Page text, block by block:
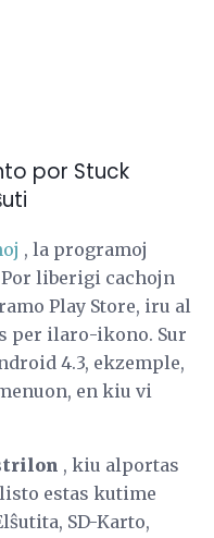
por Stuck
, la programoj
Por liberigi cachojn
Play Store, iru al
per ilaro-ikono. Sur
4.3, ekzemple,
en kiu vi
, kiu alportas
estas kutime
SD-Karto,